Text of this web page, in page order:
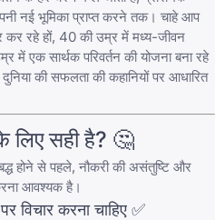
नई भूमिका प्राप्त करने तक। चाहे आप
कर रहे हों, 40 की उम्र में मध्य-जीवन
में एक सार्थक परिवर्तन की योजना बना रहे
की सफलता की कहानियों पर आधारित
लिए सही है? 🤔
होने से पहले, नौकरी की असंतुष्टि और
आवश्यक है।
विचार करना चाहिए ✅